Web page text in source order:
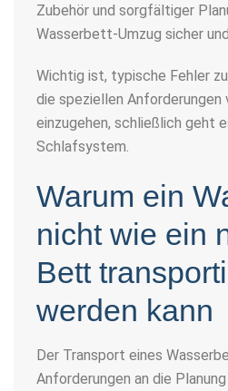
Zubehör und sorgfältiger
Wasserbett-Umzug sicher
Wichtig ist, typische Fehler
die speziellen
einzugehen, schließlich geht
Schlafsystem.
Warum ein
nicht wie ein
Bett
werden kann
Der Transport eines
Anforderungen an die